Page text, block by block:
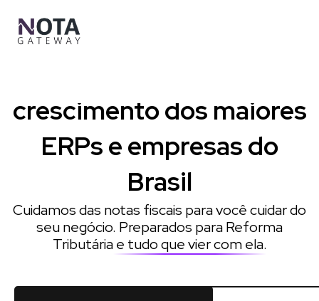
para
crescimento dos maiores
ERPs e empresas do
Brasil
Cuidamos das notas fiscais para você cuidar do
seu negócio. Preparados para Reforma
Tributáriae tudo que vier com ela.